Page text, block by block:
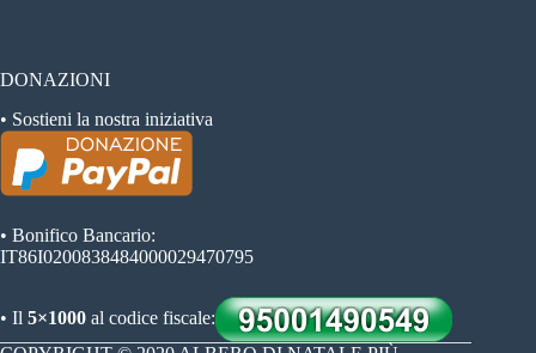
DONAZIONI
• Sostieni la nostra iniziativa
• Bonifico Bancario:
IT86I0200838484000029470795
• Il 5×1000 al codice fiscale: